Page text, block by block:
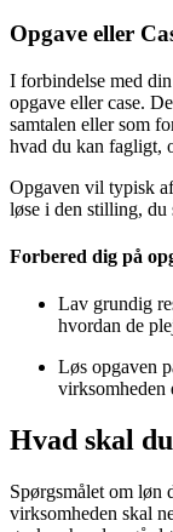
Opgave eller
I forbindelse med
opgave eller case.
samtalen eller som
hvad du kan fagligt,
Opgaven vil typisk
løse i den stilling, du
Forbered dig på
Lav grundig
hvordan de
Løs opgaven
virksomheden
Hvad skal
Spørgsmålet om løn
virksomheden skal